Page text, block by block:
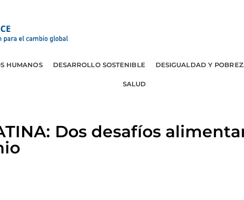
HUMANOS DESARROLLO SOSTENIBLE DESIGUALDAD Y
SALUD
Dos desafíos